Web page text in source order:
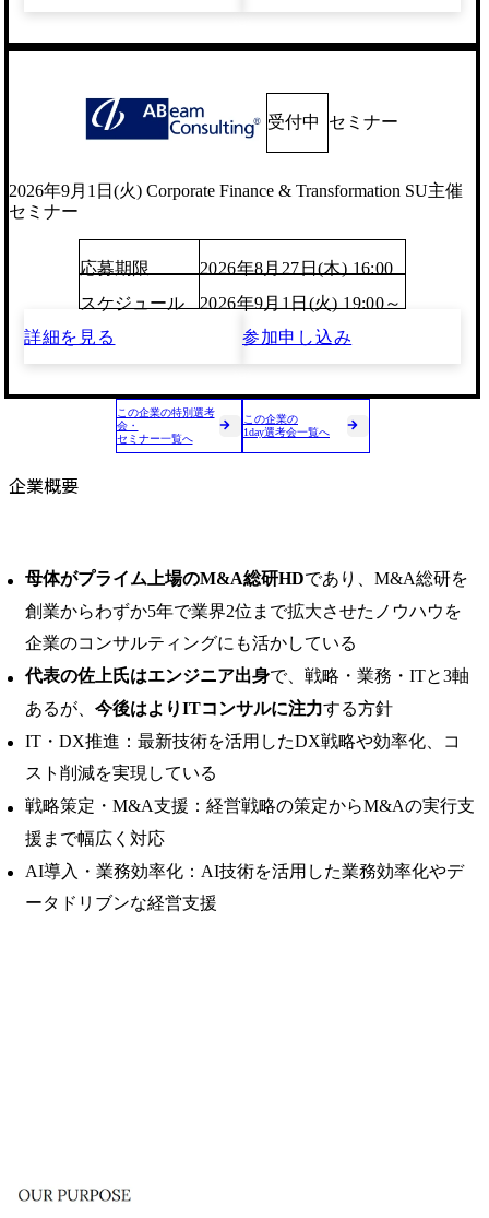
受付中 セミナー
2026年9月1日(火) Corporate Finance & Transformation SU主催
セミナー
応募期限
2026年8月27日(木) 16:00
スケジュール
2026年9月1日(火) 19:00～
詳細を見る
参加申し込み
この企業の特別選考
会・
セミナー一覧へ
この企業の
1day選考会一覧へ
企業概要
母体がプライム上場のM&A総研HDであり、M&A総研を
創業からわずか5年で業界2位まで拡大させたノウハウを
企業のコンサルティングにも活かしている
代表の佐上氏はエンジニア出身で、戦略・業務・ITと3軸
あるが、 今後はよりITコンサルに注力する方針
IT・DX推進：最新技術を活用したDX戦略や効率化、コ
スト削減を実現している
戦略策定・M&A支援：経営戦略の策定からM&Aの実行支
援まで幅広く対応
AI導入・業務効率化：AI技術を活用した業務効率化やデ
ータドリブンな経営支援